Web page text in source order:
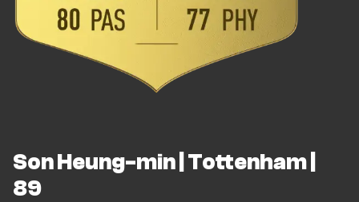
Son Heung-min | Tottenham |
89